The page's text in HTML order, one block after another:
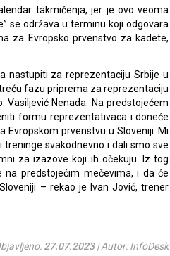
takmičenja, jer je ovo veoma
se održava u terminu koji odgovara
za Evropsko prvenstvo za kadete,
nastupiti za reprezentaciju Srbije u
fazu priprema za reprezentaciju
Nenada. Na predstojećem
formu reprezentativaca i doneće
Evropskom prvenstvu u Sloveniji. Mi
svakodnevno i dali smo sve
za izazove koji ih očekuju. Iz tog
predstojećim mečevima, i da će
– rekao je Ivan Jović, trener
27.07.2023| Autor: InfoDesk